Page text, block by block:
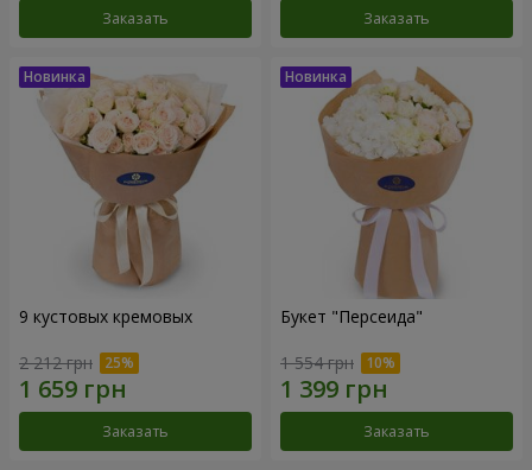
Заказать Заказать
9 кустовых кремовых
2 212 грн
Заказать
Букет "Персеида"
1 554 грн
Заказать